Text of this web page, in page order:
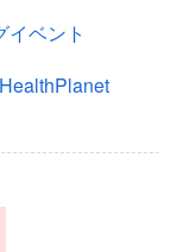
イベント